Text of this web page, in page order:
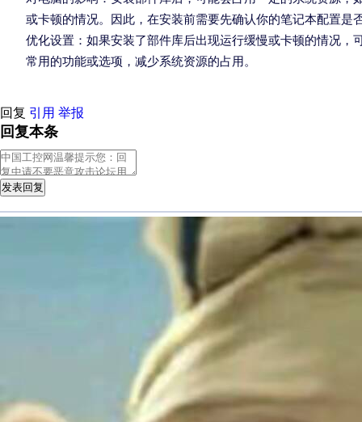
或卡顿的情况。因此，在安装前需要先确认你的笔记本配置是
优化设置：如果安装了部件库后出现运行缓慢或卡顿的情况
常用的功能或选项，减少系统资源的占用。
回复 引用 举报
回复本条
发表回复